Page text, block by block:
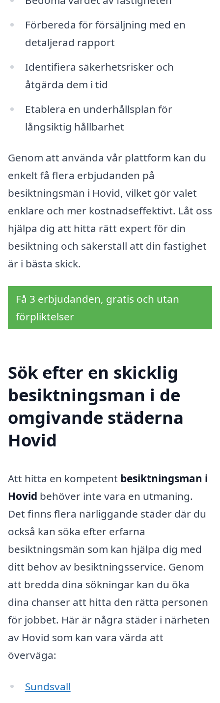
Förbereda för försäljning med en
detaljerad rapport
Identifiera säkerhetsrisker och
åtgärda dem i tid
Etablera en underhållsplan för
långsiktig hållbarhet
Genom att använda vår plattform kan du
enkelt få flera erbjudanden på
besiktningsmän i Hovid, vilket gör valet
enklare och mer kostnadseffektivt. Låt oss
hjälpa dig att hitta rätt expert för din
besiktning och säkerställ att din fastighet
är i bästa skick.
Få 3 erbjudanden, gratis och utan
förpliktelser
Sök efter en skicklig
besiktningsman i de
omgivande städerna
Hovid
Att hitta en kompetent besiktningsman i
Hovid behöver inte vara en utmaning.
Det finns flera närliggande städer där du
också kan söka efter erfarna
besiktningsmän som kan hjälpa dig med
ditt behov av besiktningsservice. Genom
att bredda dina sökningar kan du öka
dina chanser att hitta den rätta personen
för jobbet. Här är några städer i närheten
av Hovid som kan vara värda att
överväga:
Sundsvall